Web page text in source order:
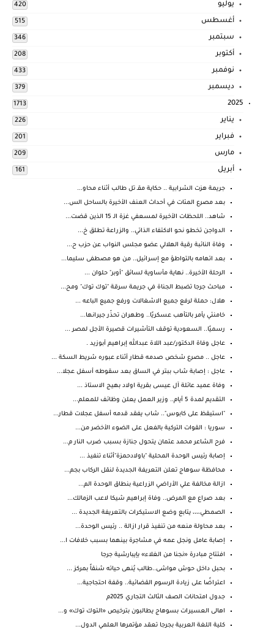
يوليو 420
أغسطس 515
سبتمبر 346
أكتوبر 208
نوفمبر 433
ديسمبر 379
2025
1713
يناير 226
فبراير 201
مارس 209
أبريل 161
جريمة هزت الشرابية .. حكاية مقـ تل طالب أثناء محاو...
بعد مصرع المئات في أحداث العنف الأخيرة بالساحل الس...
شاهد.. اللحظات الأخيرة لمسعفي غزة الـ 15 الذين قضت...
الدواجن تخطو نحو الاكتفاء الذاتي.. والزراعة تطلق خ...
وفاة النائبة رقية الهلالي عضو مجلس النواب عن حزب ح...
بعد اتهامه بالتواطؤ مع إسرائيل.. من هو مصطفى سليما...
الرحلة الأخيرة.. نهاية مأساوية لسائق "أوبر" حلوان ...
مباحث جرجا تضبط الجناة في جريمة سرقة "توك توك" ومح...
هلال: حملة لرفع جميع الاشغالات ورفع جميع الباعه ...
خامنئي يأمر بالتأهب عسكريًا.. وطهران تحذّر جيرانها...
رسميًا.. السعودية توقف التأشيرات قصيرة الأجل لمصر ...
عاجل وفاة الدكتور/عبد اللاة عبدالله إبراهيم أبوزيد .
عاجل .. مصرع شخص صدمه قطار أثناء عبوره شريط السكة ...
عاجل : إصابة شاب ببتر في الساق بعد سقوطه أسفل عجلا...
وفاة عميد عائلة آل عيسى بقرية اولاد بهيج الاستاذ ...
التقديم لمدة 5 أيام.. وزير العمل يعلن وظائف للمعلم...
"استيقظ على كابوس".. شاب يفقد قدمه أسفل عجلات قطار...
سوريا : القوات التركية بالفعل على الضوء الأخضر من...
فرح الشاعر محمد عتمان يتحول جنازة بسبب ضرب النار م...
إصابة رئيس الوحدة المحلية "باولادحمزة"أثناء تنفيذ ...
محافظة سوهاج تعلن التعريفة الجديدة لنقل الركاب بجم...
ازالة مخالفة علي الأراضي الزراعية بنطاق الوحدة الم...
بعد صراع مع المرض.. وفاة إبراهيم شيكا لاعب الزمالك...
الصمطي،،،، يتابع وضع الاستيكرات بالتعريفة الجديدة ...
بعد محاولة منعه من تنفيذ قرار ازالة .. رئيس الوحدة...
إصابة عامل ونجل عمه في مشاجرة بينهما بسبب خلافات ا...
افتتاح مبادرة «نجنا من الغلاء» بإيبارشية جرجا
بحبل داخل حوش مواشى..طالب يُنهى حياته شنقاً بمركز ...
اعتراضًا على زيادة الرسوم القضائية.. وقفة احتجاجية...
جدول امتحانات الصف الثالث التجاري 2025م
اهالى العسيرات بسوهاج يطالبون بترخيص «التوك توك» و...
كلية اللغة العربية بجرجا تعقد مؤتمرها العلمي الدول...